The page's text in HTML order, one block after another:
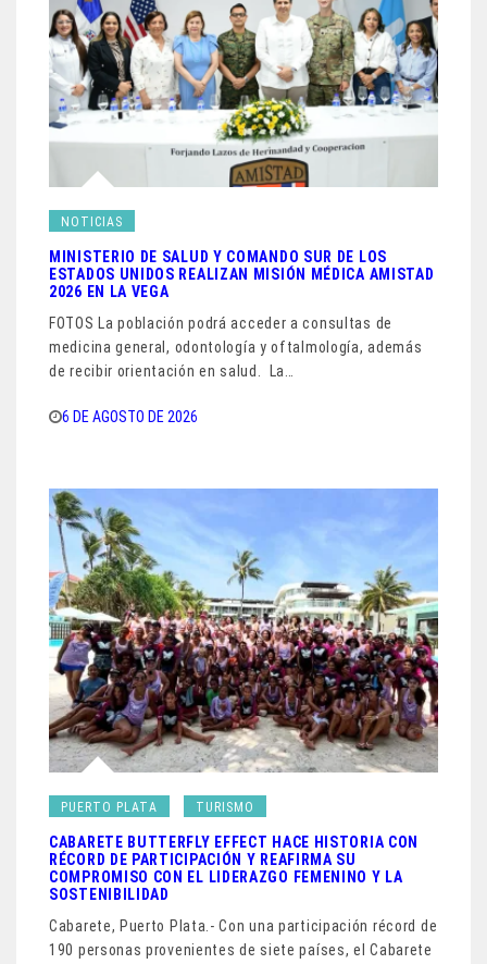
NOTICIAS
MINISTERIO DE SALUD Y COMANDO SUR DE LOS
ESTADOS UNIDOS REALIZAN MISIÓN MÉDICA AMISTAD
2026 EN LA VEGA
FOTOS La población podrá acceder a consultas de
medicina general, odontología y oftalmología, además
de recibir orientación en salud. La…
6 DE AGOSTO DE 2026
PUERTO PLATA TURISMO
CABARETE BUTTERFLY EFFECT HACE HISTORIA CON
RÉCORD DE PARTICIPACIÓN Y REAFIRMA SU
COMPROMISO CON EL LIDERAZGO FEMENINO Y LA
SOSTENIBILIDAD
Cabarete, Puerto Plata.- Con una participación récord de
190 personas provenientes de siete países, el Cabarete